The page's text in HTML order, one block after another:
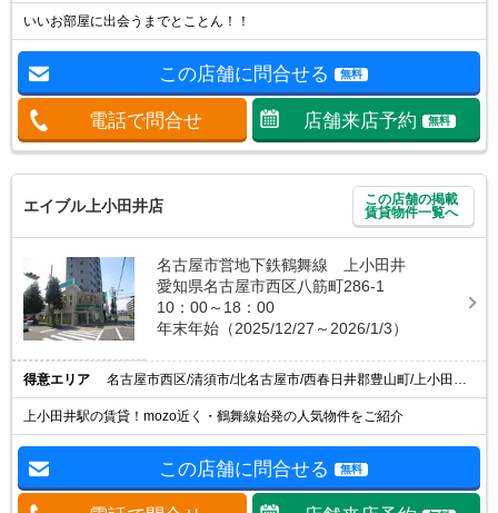
いいお部屋に出会うまでとことん！！
この店舗に問合せる 無料
電話で問合せ 店舗来店予約 無料
エイブル上小田井店
この店舗の掲載
賃貸物件一覧へ
名古屋市営地下鉄鶴舞線 上小田井
愛知県名古屋市西区八筋町286-1
10：00～18：00
年末年始（2025/12/27～2026/1/3）
得意エリア 名古屋市西区/清須市/北名古屋市/西春日井郡豊山町/上小田井駅
上小田井駅の賃貸！mozo近く・鶴舞線始発の人気物件をご紹介
この店舗に問合せる 無料